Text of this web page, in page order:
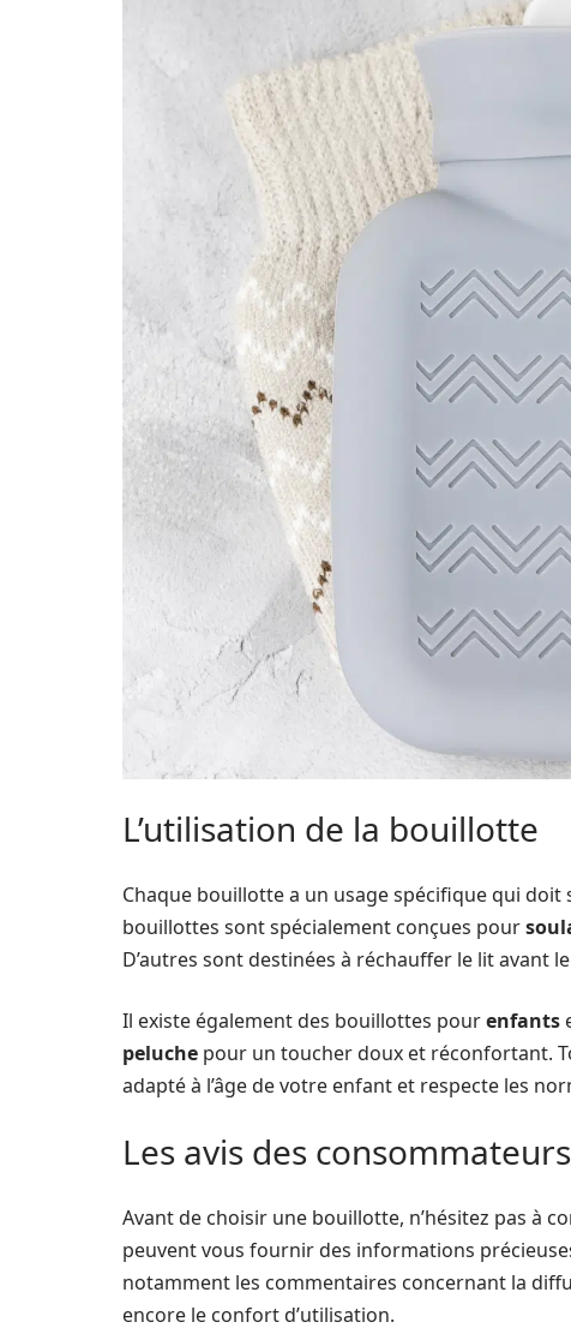
L’utilisation de la bouillotte
Chaque bouillotte a un usage spécifique qui doit
bouillottes sont spécialement conçues pour
D’autres sont destinées à réchauffer le lit avant
Il existe également des bouillottes pourenfants
peluche pour un toucher doux et réconfortant.
adapté à l’âge de votre enfant et respecte les
Les avis des consommateurs
Avant de choisir une bouillotte, n’hésitez pas à
peuvent vous fournir des informations
notamment les commentaires concernant la
encore le confort d’utilisation.